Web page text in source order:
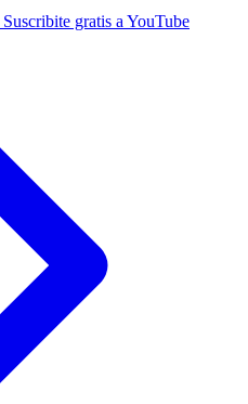
Suscribite gratis a YouTube